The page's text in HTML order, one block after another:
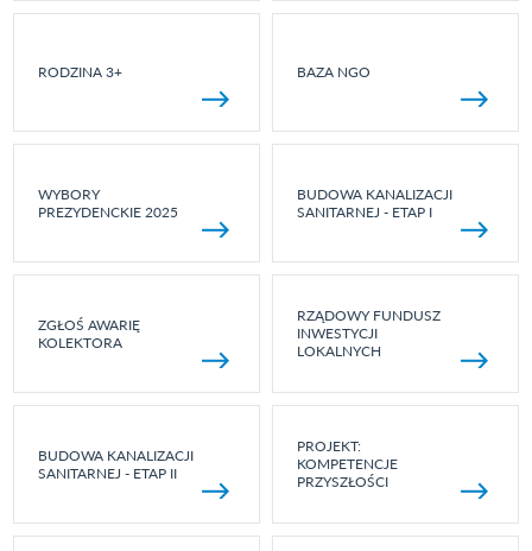
RODZINA 3+ BAZA NGO
WYBORY
PREZYDENCKIE 2025
BUDOWA KANALIZACJI
SANITARNEJ - ETAP I
ZGŁOŚ AWARIĘ
KOLEKTORA
RZĄDOWY FUNDUSZ
INWESTYCJI
LOKALNYCH
BUDOWA KANALIZACJI
SANITARNEJ - ETAP II
PROJEKT:
KOMPETENCJE
PRZYSZŁOŚCI